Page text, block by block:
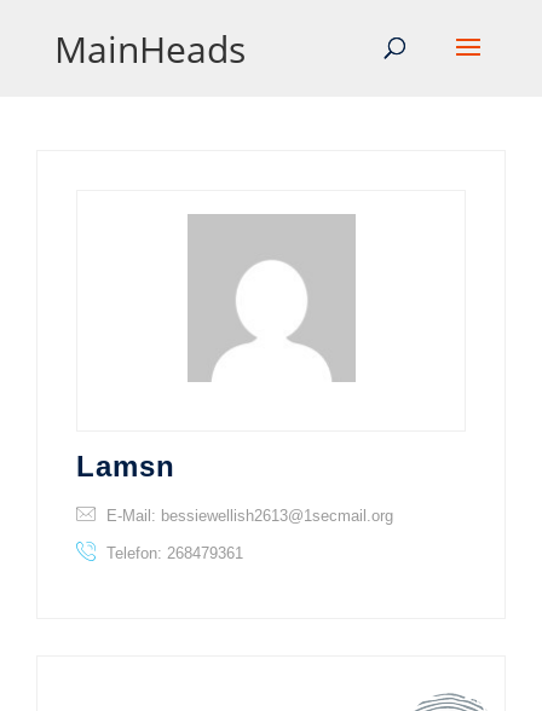
MainHeads
Lamsn
E-Mail: bessiewellish2613@1secmail.org
Telefon: 268479361